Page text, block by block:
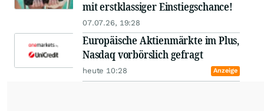
mit erstklassiger Einstiegschance!
07.07.26, 19:28
Europäische Aktienmärkte im Plus,
Nasdaq vorbörslich gefragt
heute 10:28 Anzeige